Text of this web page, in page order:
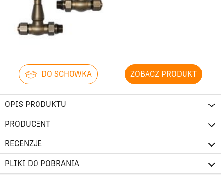
2914 660
2990
258 560
DO SCHOWKA ZOBACZ PRODUKT
OPIS PRODUKTU
PRODUCENT
RECENZJE
PLIKI DO POBRANIA